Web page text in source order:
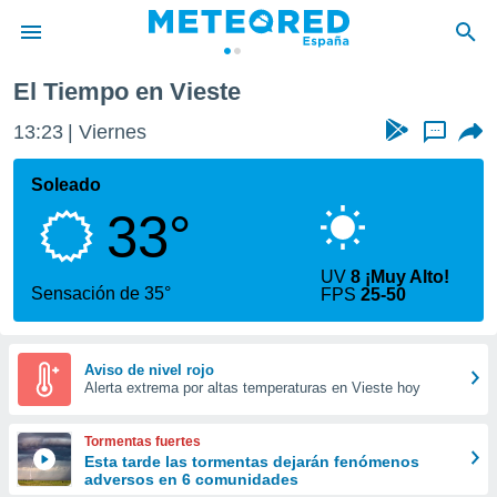
de
por
que se
calidad.
a este
las
y
forma
digital
basada
El Tiempo en Vieste
13:23 Viernes ...
Soleado
33°
Sensación de 35°
UV8 ¡Muy Alto!
FPS25-50
Aviso de nivel rojo
Alerta extrema por altas temperaturas en Vieste hoy
Tormentas fuertes
Esta tarde las tormentas dejarán fenómenos
adversos en 6 comunidades